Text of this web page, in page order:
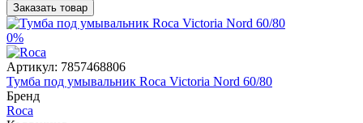
Заказать товар
0%
Артикул: 7857468806
Тумба под умывальник Roca Victoria Nord 60/80
Бренд
Roca